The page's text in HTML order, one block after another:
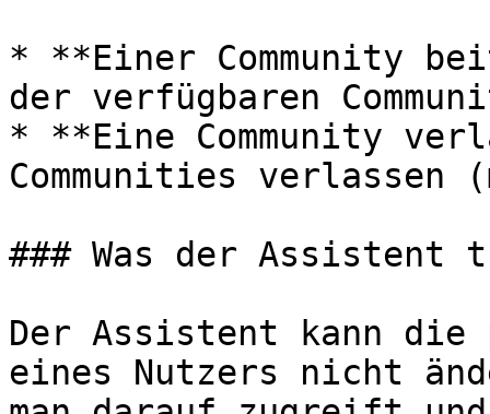
* **Einer Community
der verfügbaren
* **Eine Community
Communities verlassen
### Was der Assistent
Der Assistent kann die
eines Nutzers nicht